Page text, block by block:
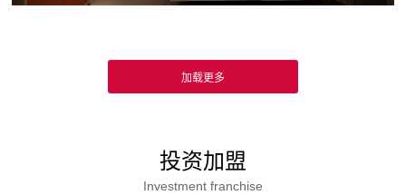
投资加盟
Investment franchise